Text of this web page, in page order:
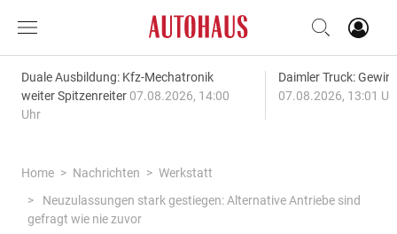
Duale Ausbildung: Kfz-Mechatronik
weiter Spitzenreiter 07.08.2026, 14:00
Uhr
Daimler Truck:
07.08.2026, 13:01
Home Nachrichten
Werkstatt
Neuzulassungen stark gestiegen: Alternative Antriebe sind
gefragt wie nie zuvor